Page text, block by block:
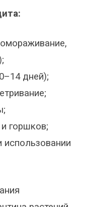
дней);
горшков;
использовании